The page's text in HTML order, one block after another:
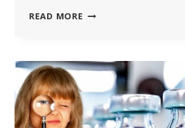
READ MORE OM
STÅ
BÖNDERS
SIDA
SKULLE